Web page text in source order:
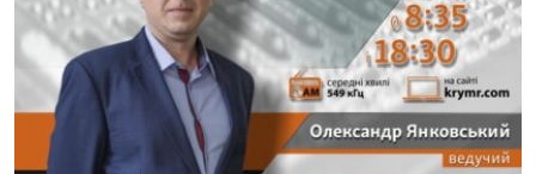
ВСЕ ЗА ДЕНЬ
СПЕЦПРОЕКТИ
ДЕПОРТАЦІЯ
ВІДЕОУРОКИ «ELIFBE»
ЯК ОБІЙТИ БЛОКУВАННЯ
Русский